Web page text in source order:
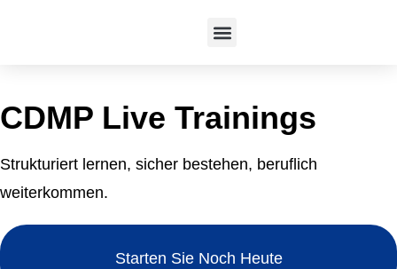
CDMP Live Trainings
Strukturiert lernen, sicher bestehen, beruflich
weiterkommen.
Starten Sie Noch Heute